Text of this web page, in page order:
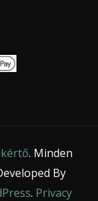
. Minden
By
. Privacy